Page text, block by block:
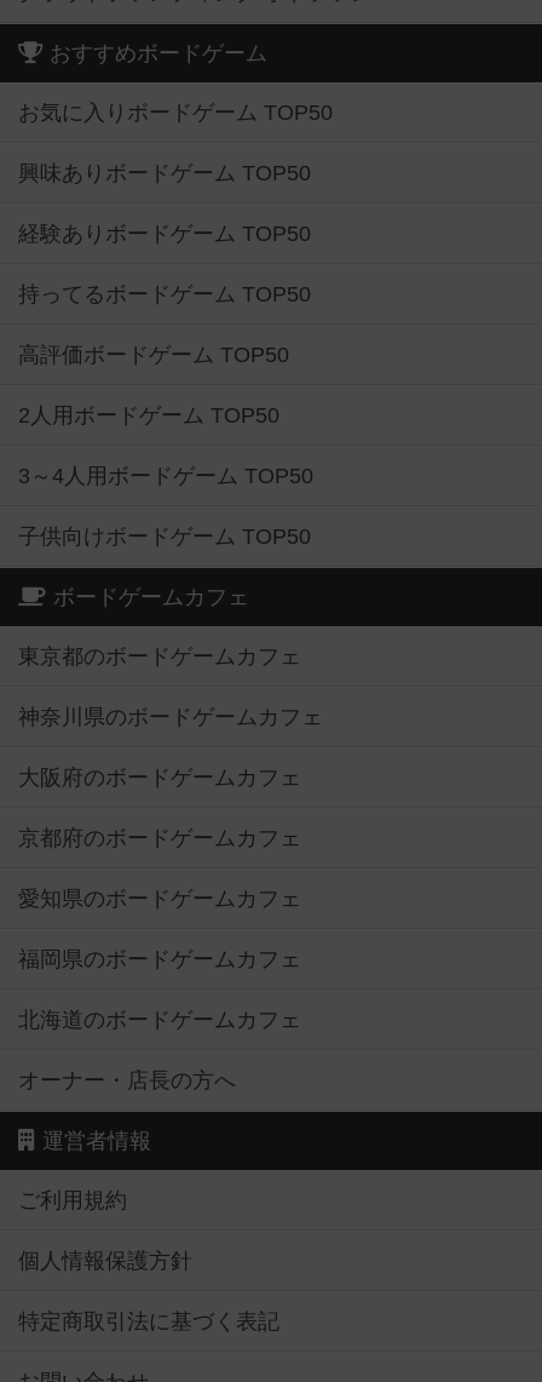
おすすめボードゲーム
お気に入りボードゲーム TOP50
興味ありボードゲーム TOP50
経験ありボードゲーム TOP50
持ってるボードゲーム TOP50
高評価ボードゲーム TOP50
2人用ボードゲーム TOP50
3～4人用ボードゲーム TOP50
子供向けボードゲーム TOP50
ボードゲームカフェ
東京都のボードゲームカフェ
神奈川県のボードゲームカフェ
大阪府のボードゲームカフェ
京都府のボードゲームカフェ
愛知県のボードゲームカフェ
福岡県のボードゲームカフェ
北海道のボードゲームカフェ
オーナー・店長の方へ
運営者情報
ご利用規約
個人情報保護方針
特定商取引法に基づく表記